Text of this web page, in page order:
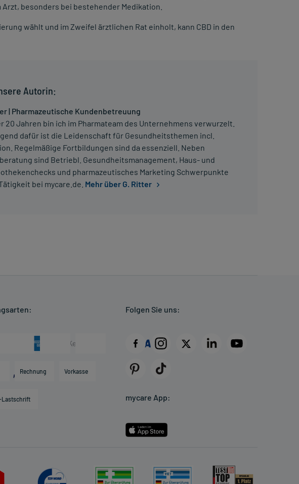
besonders bei bestehender Medikation.
wählt und im Zweifel ärztlichen Rat einholt, kann CBD in den
Autorin:
| Pharmazeutische Kundenbetreuung
20 Jahren bin ich im Pharmateam des Unternehmens verwurzelt.
dafür ist die Leidenschaft für Gesundheitsthemen incl.
Regelmäßige Fortbildungen sind da essenziell. Neben
sind Betriebl. Gesundheitsmanagement, Haus- und
und pharmazeutisches Marketing Schwerpunkte
bei mycare.de. Mehr über G. Ritter
Rechnung Vorkasse
Lastschrift
Folgen Sie uns:
mycare App: